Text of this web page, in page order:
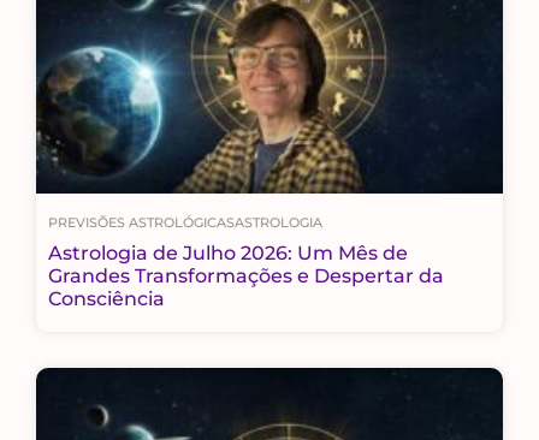
PREVISÕES ASTROLÓGICASASTROLOGIA
Astrologia de Julho 2026: Um Mês de
Grandes Transformações e Despertar da
Consciência